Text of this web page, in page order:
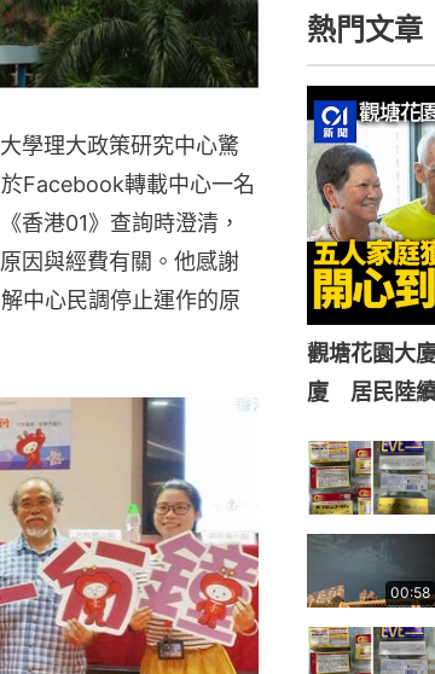
學理大政策研究中心驚
Facebook轉載中心一名
香港01》查詢時澄清，
因與經費有關。他感謝
中心民調停止運作的原
熱門文章
觀塘花園大
廈 居民陸
00:58